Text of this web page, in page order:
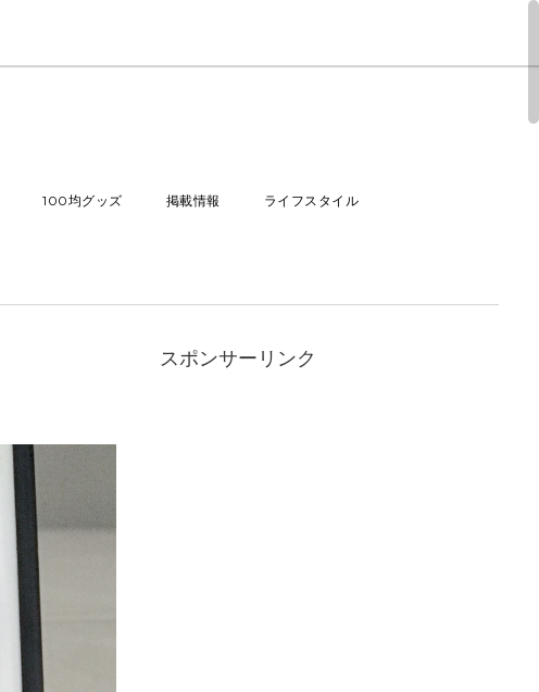
100均グッズ 掲載情報 ライフスタイル
スポンサーリンク